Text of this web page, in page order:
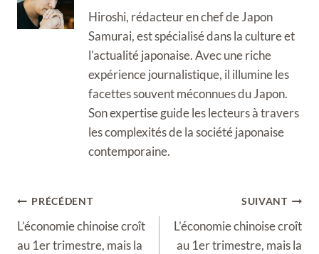
Hiroshi, rédacteur en chef de Japon
Samurai, est spécialisé dans la culture et
l'actualité japonaise. Avec une riche
expérience journalistique, il illumine les
facettes souvent méconnues du Japon.
Son expertise guide les lecteurs à travers
les complexités de la société japonaise
contemporaine.
Navigation
de
l’article
PRÉCÉDENT
L’économie chinoise croît
au 1er trimestre, mais la
SUIVANT
L’économie chinoise croît
au 1er trimestre, mais la